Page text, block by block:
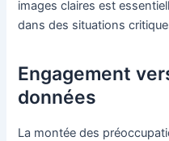
images claires est
dans des situations
Engagement
données
La montée des